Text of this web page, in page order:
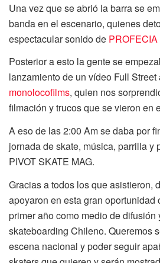
Una vez que se abrió la barra se
banda en el escenario, quienes
espectacular sonido de
Posterior a esto la gente se
lanzamiento de un vídeo Full Street
monolocofilms, quien nos
filmación y trucos que se vieron en
A eso de las 2:00 Am se daba por
jornada de skate, música, parrilla y
PIVOT SKATE MAG.
Gracias a todos los que asistieron,
apoyaron en esta gran oportunidad
primer año como medio de difusión
skateboarding Chileno. Queremos
escena nacional y poder seguir